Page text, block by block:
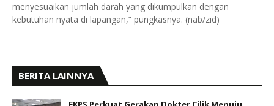
menyesuaikan jumlah darah yang dikumpulkan dengan
kebutuhan nyata di lapangan,” pungkasnya. (nab/zid)
BERITA LAINNYA